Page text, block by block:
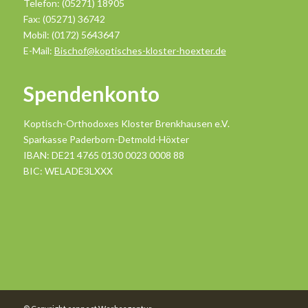
Telefon: (05271) 18905
Fax: (05271) 36742
Mobil: (0172) 5643647
E-Mail: Bischof@koptisches-kloster-hoexter.de
Spendenkonto
Koptisch-Orthodoxes Kloster Brenkhausen e.V.
Sparkasse Paderborn-Detmold-Höxter
IBAN: DE21 4765 0130 0023 0008 88
BIC: WELADE3LXXX